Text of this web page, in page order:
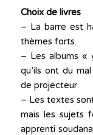
Choix de livres
– La barre est
thèmes forts.
– Les albums «
qu’ils ont du
de projecteur.
– Les textes
mais les sujets
apprenti